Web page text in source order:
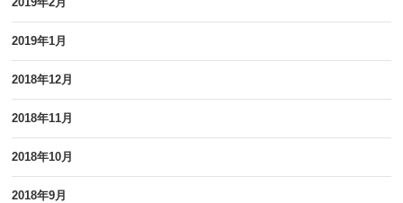
2019年1月
2018年12月
2018年11月
2018年10月
2018年9月